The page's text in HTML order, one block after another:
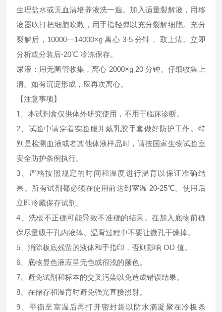
生理盐水或无血清培养液洗一遍。加入适量裂解液，用移
液器吹打把细胞吹散，用手指轻弹以充分裂解细胞。充分
裂解后，10000—14000×g 离心 3-5 分钟， 取上清。立即
分析或分装后-20℃ 冷冻保存。
尿液：用无菌管收集，离心 2000×g 20 分钟。仔细收集上
清。如有沉淀形成，应再次离心。
【注意事项】
1、本试剂盒仅供体外研究使用，不用于临床诊断。
2、试验中请穿着实验服并戴乳胶手套做好防护工作。特
别是检测血液或者其他体液样品时，请按国家生物试验室
安全防护条例执行。
3、严格按照规定的时间和温度进行温育以保证准确结
果。所有试剂都必须在使用前达到室温 20-25℃。使用后
立即冷藏保存试剂。
4、洗板不正确可能导致不准确的结果。在加入底物前确
保尽量吸干孔内液体。温育过程中不要让微孔干燥掉。
5、消除板底残留的液体和手指印，否则影响 OD 值。
6、底物显色液应呈无色或很浅的颜色。
7、避免试剂和标本的交叉污染以免造成错误结果。
8、在储存和温育时避免强光直接照射。
9、平衡至室温后再打开密封袋以防水滴凝聚在冷板条